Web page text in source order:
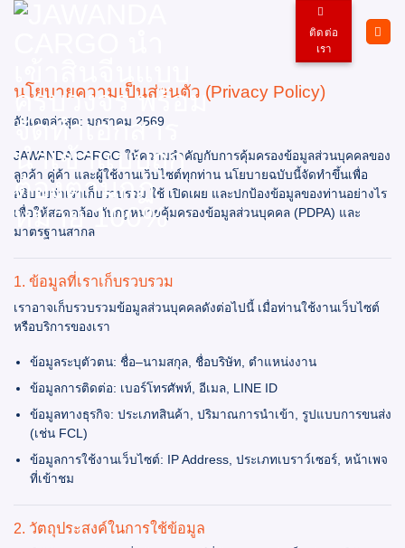
ข้าม
ติดต่อ
เรา
นโยบายความเป็นส่วนตัว (Privacy Policy)
อัปเดตล่าสุด: มกราคม 2569
JAWANDA CARGO ให้ความสำคัญกับการคุ้มครองข้อมูลส่วนบุคคลของ
ลูกค้า คู่ค้า และผู้ใช้งานเว็บไซต์ทุกท่าน นโยบายฉบับนี้จัดทำขึ้นเพื่อ
อธิบายว่าเราเก็บรวบรวม ใช้ เปิดเผย และปกป้องข้อมูลของท่านอย่างไร
เพื่อให้สอดคล้องกับกฎหมายคุ้มครองข้อมูลส่วนบุคคล (PDPA) และ
มาตรฐานสากล
1. ข้อมูลที่เราเก็บรวบรวม
เราอาจเก็บรวบรวมข้อมูลส่วนบุคคลดังต่อไปนี้ เมื่อท่านใช้งานเว็บไซต์
หรือบริการของเรา
ข้อมูลระบุตัวตน: ชื่อ–นามสกุล, ชื่อบริษัท, ตำแหน่งงาน
ข้อมูลการติดต่อ: เบอร์โทรศัพท์, อีเมล, LINE ID
ข้อมูลทางธุรกิจ: ประเภทสินค้า, ปริมาณการนำเข้า, รูปแบบการขนส่ง
(เช่น FCL)
ข้อมูลการใช้งานเว็บไซต์: IP Address, ประเภทเบราว์เซอร์, หน้าเพจ
ที่เข้าชม
2. วัตถุประสงค์ในการใช้ข้อมูล